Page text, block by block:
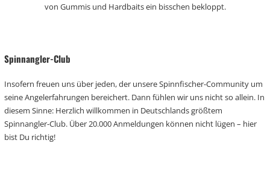
von Gummis und Hardbaits ein bisschen bekloppt.
Spinnangler-Club
Insofern freuen uns über jeden, der unsere Spinnfischer-Community um
seine Angelerfahrungen bereichert. Dann fühlen wir uns nicht so allein. In
diesem Sinne: Herzlich willkommen in Deutschlands größtem
Spinnangler-Club. Über 20.000 Anmeldungen können nicht lügen – hier
bist Du richtig!